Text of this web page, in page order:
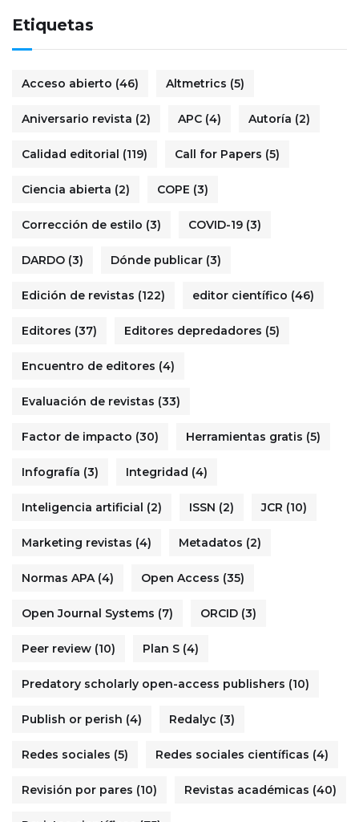
Etiquetas
Acceso abierto (46) Altmetrics (5)
Aniversario revista (2) APC (4) Autoría (2)
Calidad editorial (119) Call for Papers (5)
Ciencia abierta (2) COPE (3)
Corrección de estilo (3) COVID-19 (3)
DARDO (3) Dónde publicar (3)
Edición de revistas (122) editor científico (46)
Editores (37) Editores depredadores (5)
Encuentro de editores (4)
Evaluación de revistas (33)
Factor de impacto (30) Herramientas gratis (5)
Infografía (3) Integridad (4)
Inteligencia artificial (2) ISSN (2) JCR (10)
Marketing revistas (4) Metadatos (2)
Normas APA(4) Open Access (35)
Open Journal Systems (7) ORCID (3)
Peer review (10) Plan S (4)
Predatory scholarly open-access publishers (10)
Publish or perish (4) Redalyc (3)
Redes sociales (5) Redes sociales científicas (4)
Revisión por pares (10) Revistas académicas (40)